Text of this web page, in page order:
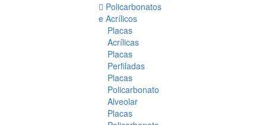
Policarbonatos
e Acrílicos
Placas
Acrílicas
Placas
Perfiladas
Placas
Policarbonato
Alveolar
Placas